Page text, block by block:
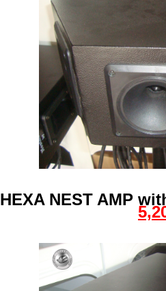
HEXA NEST AMP